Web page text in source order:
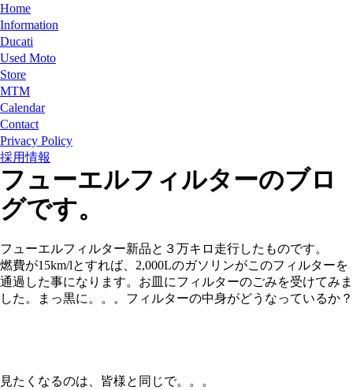
Home
Information
Ducati
Used Moto
Store
MTM
Calendar
Contact
Privacy Policy
採用情報
フューエルフィルターのブロ
グです。
フューエルフィルター新品と３万キロ走行したものです。
燃費が15km/lとすれば、2,000Lのガソリンがこのフィルターを
通過した事になります。お皿にフィルターのごみを受けてみま
した。まっ黒に。。。フィルターの中身がどうなっているか？
見たくなるのは、皆様と同じで。。。